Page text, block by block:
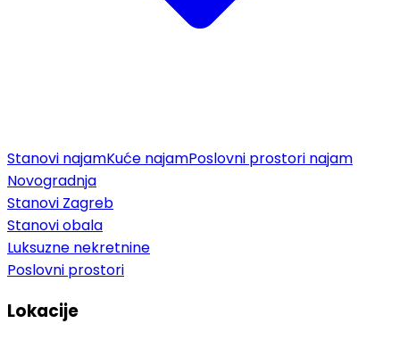
Stanovi najamKuće najamPoslovni prostori najam
Novogradnja
Stanovi Zagreb
Stanovi obala
Luksuzne nekretnine
Poslovni prostori
Lokacije